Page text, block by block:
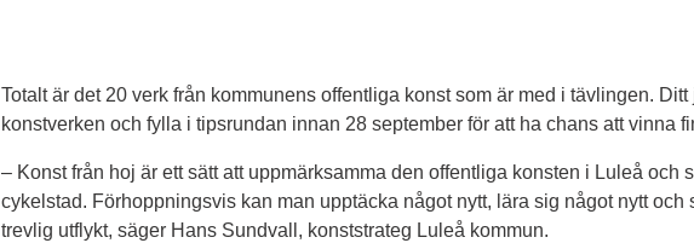
Totalt är det 20 verk från kommunens offentliga konst som är med i tävlingen.
konstverken och fylla i tipsrundan innan 28 september för att ha chans att vinna
– Konst från hoj är ett sätt att uppmärksamma den offentliga konsten i Luleå och
cykelstad. Förhoppningsvis kan man upptäcka något nytt, lära sig något nytt och
trevlig utflykt, säger Hans Sundvall, konststrateg Luleå kommun.